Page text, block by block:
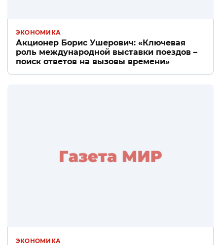
ЭКОНОМИКА
Акционер Борис Ушерович: «Ключевая
роль международной выставки поездов –
поиск ответов на вызовы времени»
ЭКОНОМИКА